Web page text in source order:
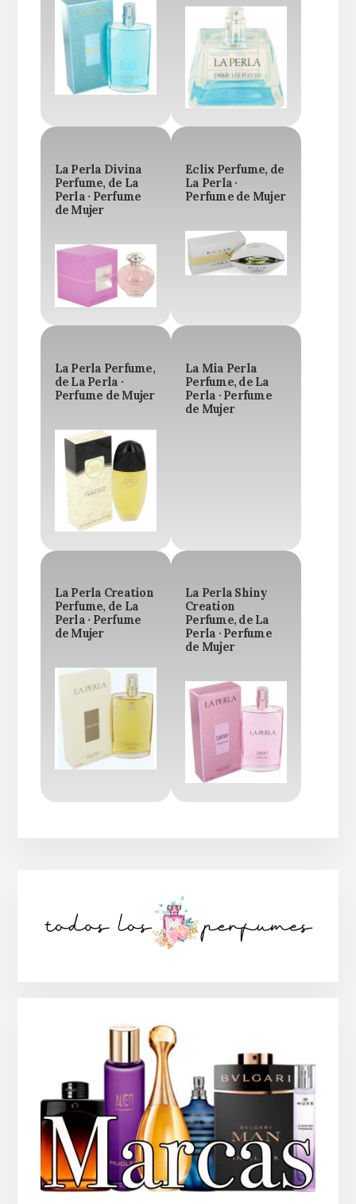
La Perla Divina
Perfume, de La
Perla · Perfume
de Mujer
Eclix Perfume, de
La Perla ·
Perfume de Mujer
La Perla Perfume,
de La Perla ·
Perfume de Mujer
La Mia Perla
Perfume, de La
Perla · Perfume
de Mujer
La Perla Creation
Perfume, de La
Perla · Perfume
de Mujer
La Perla Shiny
Creation
Perfume, de La
Perla · Perfume
de Mujer
lateral